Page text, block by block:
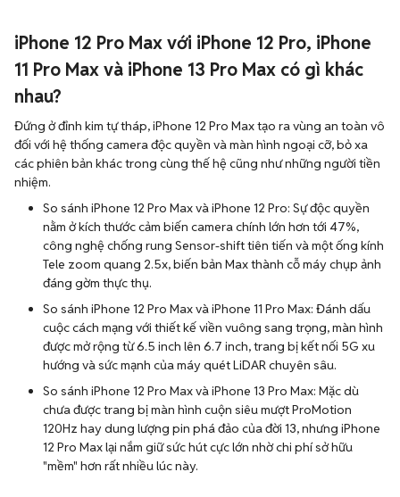
11 Pro Max và iPhone 13 Pro Max có gì khác
nhau?
đối với hệ thống camera độc quyền và màn hình ngoại cỡ, bỏ xa
các phiên bản khác trong cùng thế hệ cũng như những người tiền
nhiệm.
nằm ở kích thước cảm biến camera chính lớn hơn tới 47%,
công nghệ chống rung Sensor-shift tiên tiến và một ống kính
Tele zoom quang 2.5x, biến bản Max thành cỗ máy chụp ảnh
đáng gờm thực thụ.
So sánh iPhone 12 Pro Max và iPhone 11 Pro Max: Đánh dấu
cuộc cách mạng với thiết kế viền vuông sang trọng, màn hình
được mở rộng từ 6.5 inch lên 6.7 inch, trang bị kết nối 5G xu
hướng và sức mạnh của máy quét LiDAR chuyên sâu.
So sánh iPhone 12 Pro Max và iPhone 13 Pro Max: Mặc dù
chưa được trang bị màn hình cuộn siêu mượt ProMotion
120Hz hay dung lượng pin phá đảo của đời 13, nhưng iPhone
12 Pro Max lại nắm giữ sức hút cực lớn nhờ chi phí sở hữu
"mềm" hơn rất nhiều lúc này.